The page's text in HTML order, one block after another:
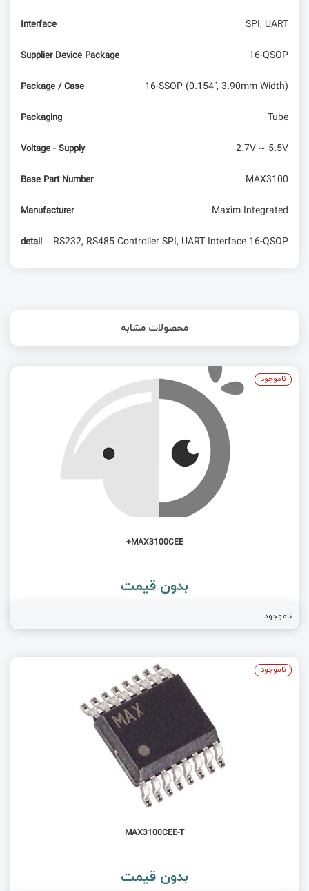
Interface SPI, UART
Supplier Device Package 16-QSOP
Package / Case 16-SSOP (0.154", 3.90mm Width)
Packaging Tube
Voltage - Supply 2.7V ~ 5.5V
Base Part Number MAX3100
Manufacturer Maxim Integrated
detail RS232, RS485 Controller SPI, UART Interface 16-QSOP
محصولات مشابه
MAX3100CEE+
بدون قیمت
ناموجود
ناموجود
MAX3100CEE-T
بدون قیمت
ناموجود